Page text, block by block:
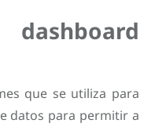
que se utiliza para
datos para permitir a